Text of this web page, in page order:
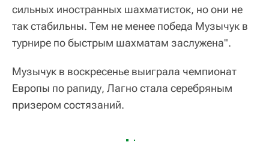
сильных иностранных шахматисток, но они не
так стабильны. Тем не менее победа Музычук в
турнире по быстрым шахматам заслужена".
Музычук в воскресенье выиграла чемпионат
Европы по рапиду, Лагно стала серебряным
призером состязаний.